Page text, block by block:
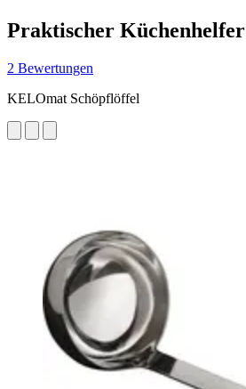
Praktischer Küchenhelfer
2 Bewertungen
KELOmat Schöpflöffel